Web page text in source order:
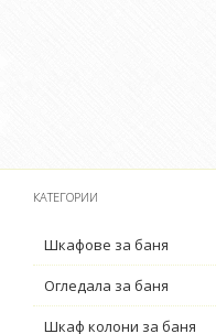
КАТЕГОРИИ
Шкафове за баня
Огледала за баня
Шкаф колони за баня